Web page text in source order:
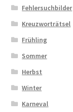
Fehlersuchbilder
Kreuzworträtsel
Frühling
Sommer
Herbst
Winter
Karneval